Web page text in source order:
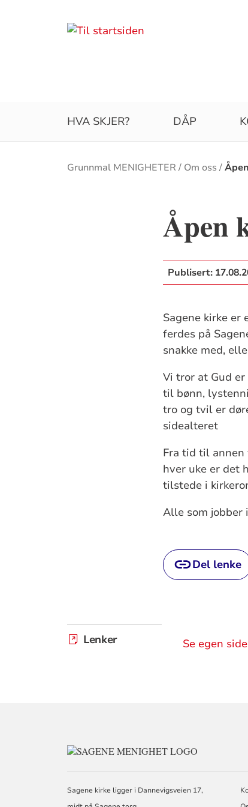
HVA SKJER? DÅP
Brødsmulesti
Grunnmal MENIGHETER Om oss
Åpen
Publisert:
Sagene kirke er
ferdes på
snakke med,
Vi tror at Gud
til bønn,
tro og tvil er
sidealteret
Fra tid til
hver uke er det
tilstede i
Alle som jobber
Del lenke
Lenker Se egen
Sagene kirke ligger i Dannevigsveien 17,